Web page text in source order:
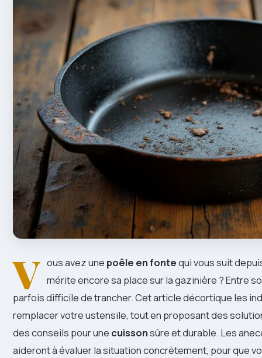
V ous avez une poêle en fontequi vous suit
mérite encore sa place sur la gazinière ? Entre
parfois difficile de trancher. Cet article décortique les
remplacer votre ustensile, tout en proposant des
des conseils pour une cuissonsûre et durable. Les
aideront à évaluer la situation concrètement, pour que